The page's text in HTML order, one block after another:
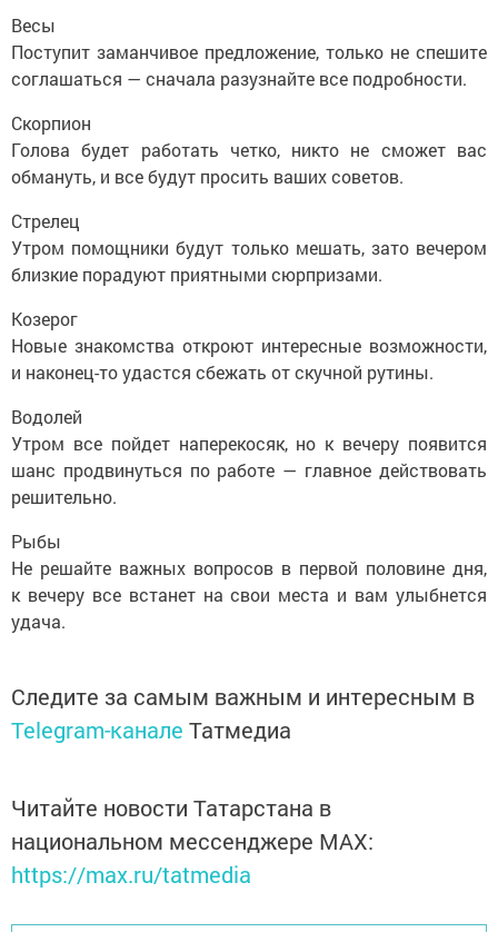
Весы
Поступит заманчивое предложение, только не спешите
соглашаться — сначала разузнайте все подробности.
Скорпион
Голова будет работать четко, никто не сможет вас
обмануть, и все будут просить ваших советов.
Стрелец
Утром помощники будут только мешать, зато вечером
близкие порадуют приятными сюрпризами.
Козерог
Новые знакомства откроют интересные возможности,
и наконец-то удастся сбежать от скучной рутины.
Водолей
Утром все пойдет наперекосяк, но к вечеру появится
шанс продвинуться по работе — главное действовать
решительно.
Рыбы
Не решайте важных вопросов в первой половине дня,
к вечеру все встанет на свои места и вам улыбнется
удача.
Следите за самым важным и интересным в
Telegram-канале Татмедиа
Читайте новости Татарстана в
национальном мессенджере MАХ:
https://max.ru/tatmedia